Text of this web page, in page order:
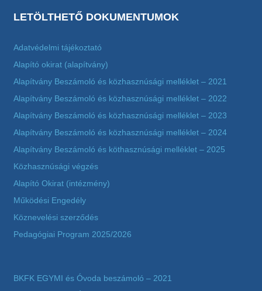
LETÖLTHETŐ DOKUMENTUMOK
Adatvédelmi tájékoztató
Alapító okirat (alapítvány)
Alapítvány Beszámoló és közhasznúsági melléklet – 2021
Alapítvány Beszámoló és közhasznúsági melléklet – 2022
Alapítvány Beszámoló és közhasznúsági melléklet – 2023
Alapítvány Beszámoló és közhasznúsági melléklet – 2024
Alapítvány Beszámoló és köthasznúsági melléklet – 2025
Közhasznúsági végzés
Alapító Okirat (intézmény)
Működési Engedély
Köznevelési szerződés
Pedagógiai Program 2025/2026
BKFK EGYMI és Óvoda beszámoló – 2021